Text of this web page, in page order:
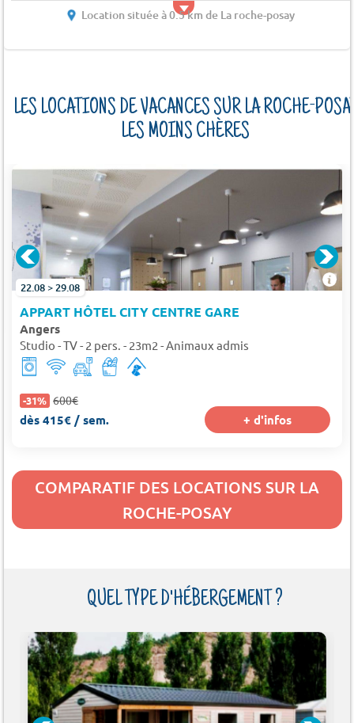
Location située à 0.5 km de La roche-posay
LES LOCATIONS DE VACANCES SUR LA ROCHE-
LES MOINS CHÈRES
22.08 > 29.08
APPART HÔTEL CITY CENTRE GARE
Angers
Studio - TV - 2 pers. - 23m2 - Animaux admis
-31% 600€
dès 415€ / sem. + d'infos
COMPARATIF DES LOCATIONS SUR LA
ROCHE-POSAY
QUEL TYPE D'HÉBERGEMENT ?